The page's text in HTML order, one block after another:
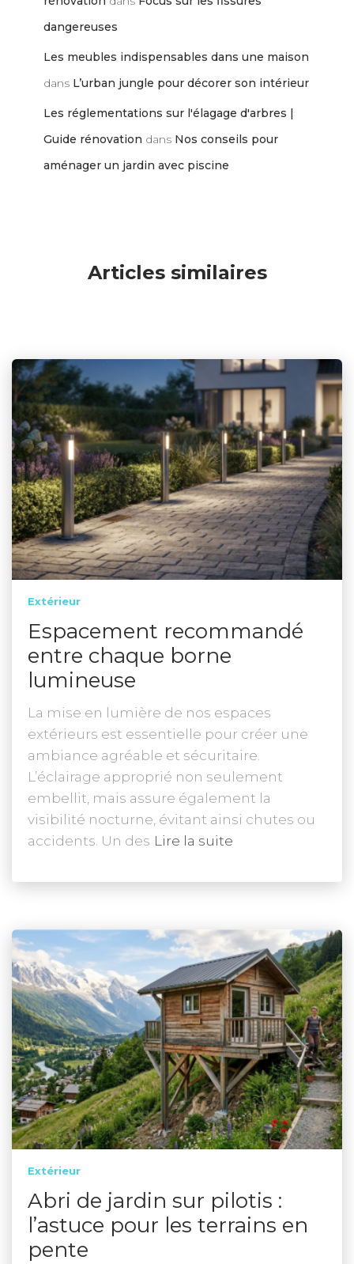
dangereuses
Les meubles indispensables dans une maison
dans L’urban jungle pour décorer son intérieur
Les réglementations sur l'élagage d'arbres |
Guide rénovation dans Nos conseils pour
aménager un jardin avec piscine
Articles similaires
Extérieur
Espacement recommandé
entre chaque borne
lumineuse
La mise en lumière de nos espaces
extérieurs est essentielle pour créer une
ambiance agréable et sécuritaire.
L’éclairage approprié non seulement
embellit, mais assure également la
visibilité nocturne, évitant ainsi chutes ou
accidents. Un des Lire la suite
Extérieur
Abri de jardin sur pilotis :
l’astuce pour les terrains en
pente